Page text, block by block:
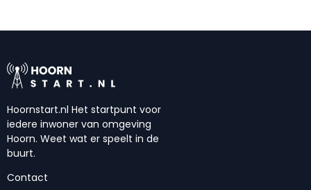
Hoornstart.nl Het startpunt voor
iedere inwoner van omgeving
Hoorn. Weet wat er speelt in de
buurt.
Contact